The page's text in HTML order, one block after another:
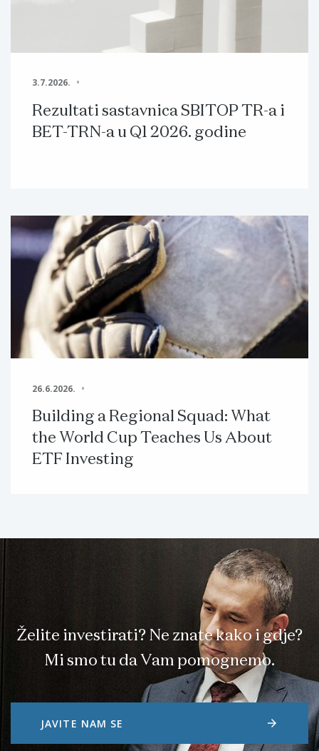
3.7.2026.
Rezultati sastavnica SBITOP TR-a i
BET-TRN-a u Q1 2026. godine
26.6.2026.
Building a Regional Squad: What
the World Cup Teaches Us About
ETF Investing
Želite investirati? Ne znate kako i gdje?
Mi smo tu da Vam pomognemo.
JAVITE NAM SE arrow_forward